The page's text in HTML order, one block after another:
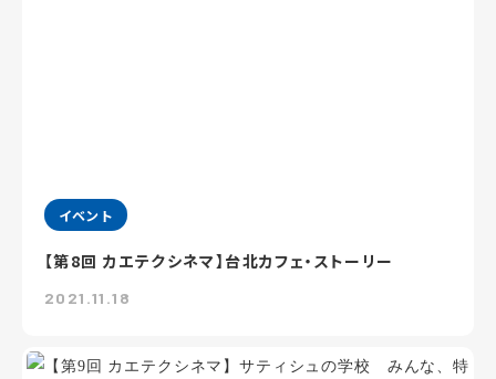
イベント
【第8回 カエテクシネマ】台北カフェ・ストーリー
2021.11.18